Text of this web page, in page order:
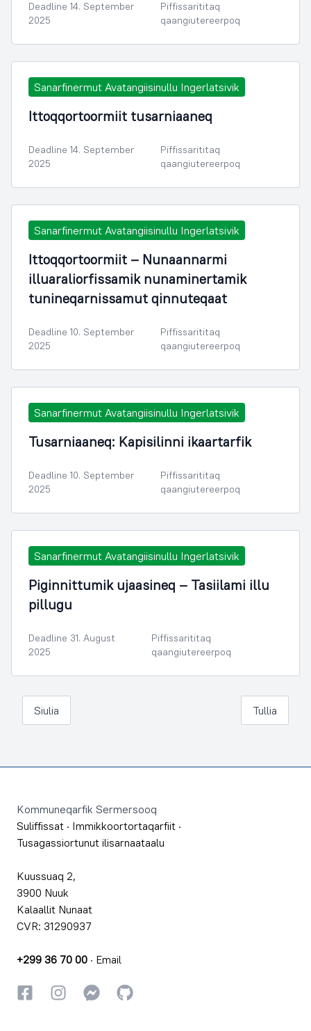
Deadline 14. September
2025
Piffissarititaq
qaangiutereerpoq
Sanarfinermut Avatangiisinullu Ingerlatsivik
Ittoqqortoormiit tusarniaaneq
Deadline 14. September
2025
Piffissarititaq
qaangiutereerpoq
Sanarfinermut Avatangiisinullu Ingerlatsivik
Ittoqqortoormiit – Nunaannarmi
illuaraliorfissamik nunaminertamik
tunineqarnissamut qinnuteqaat
Deadline 10. September
2025
Piffissarititaq
qaangiutereerpoq
Sanarfinermut Avatangiisinullu Ingerlatsivik
Tusarniaaneq: Kapisilinni ikaartarfik
Deadline 10. September
2025
Piffissarititaq
qaangiutereerpoq
Sanarfinermut Avatangiisinullu Ingerlatsivik
Piginnittumik ujaasineq – Tasiilami illu
pillugu
Deadline 31. August
2025
Piffissarititaq
qaangiutereerpoq
Siulia Tullia
Kommuneqarfik Sermersooq
Suliffissat · Immikkoortortaqarfiit ·
Tusagassiortunut ilisarnaataalu
Kuussuaq 2,
3900 Nuuk
Kalaallit Nunaat
CVR: 31290937
+299 36 70 00 · Email
FacebookkiInstagrammiInstagrammi
GitHub